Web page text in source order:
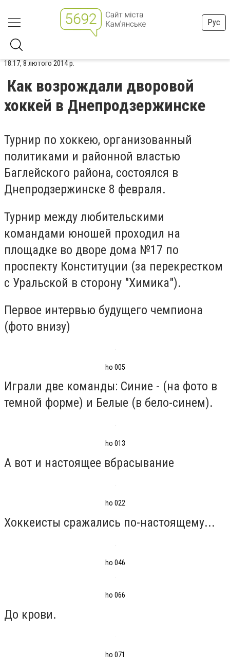
Рус
18:17, 8 лютого 2014 р.
Как возрождали дворовой
хоккей в Днепродзержинске
Турнир по хоккею, организованный
политиками и районной властью
Баглейского района, состоялся в
Днепродзержинске 8 февраля.
Турнир между любительскими
командами юношей проходил на
площадке во дворе дома №17 по
проспекту Конституции (за перекрестком
с Уральской в сторону "Химика").
Первое интервью будущего чемпиона
(фото внизу)
ho 005
Играли две команды: Синие - (на фото в
темной форме) и Белые (в бело-синем).
ho 013
А вот и настоящее вбрасывание
ho 022
Хоккеисты сражались по-настоящему...
ho 046
ho 066
До крови.
ho 071